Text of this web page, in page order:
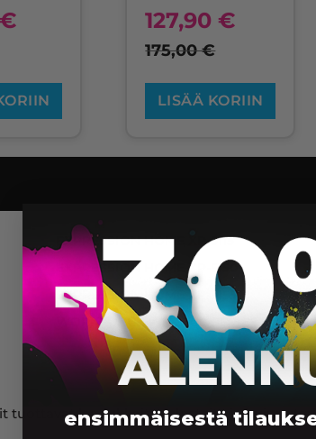
€ 127,90€
175,00€
LISÄÄ KORIIN
5100, EXPRESSION HOME XP-5100
EXPRESSION HOME XP-5115
EXPRESSION HOME XP-5150
EXPRESSION HOME XP-5155
WORKFORCE WF-2800 SERIES
tuottavat laadukkaita tulosteita ja
ensimmäisestä